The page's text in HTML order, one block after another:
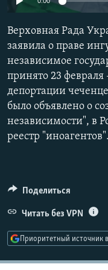
РАСПИСАНИЕ
ПОДПИШИТЕСЬ НА
СОЦИАЛЬНЫЕ СЕТИ
Верховная Рада
заявила о праве
независимое
принято 23 февраля
депортации
было объявлено о
независимости", в
реестр "иноагентов".
Поделиться
Читать без VPN
Приоритетный источник